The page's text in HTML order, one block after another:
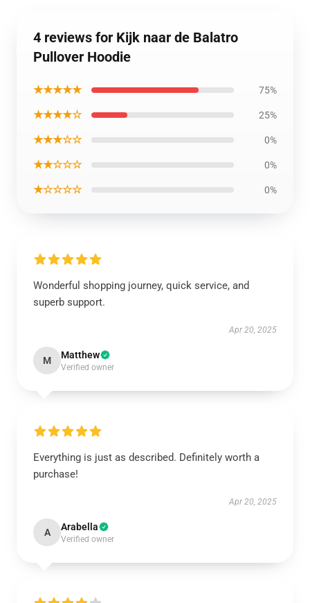
4 reviews for Kijk naar de Balatro
Pullover Hoodie
★★★★★ 75%
★★★★☆ 25%
★★★☆☆ 0%
★★☆☆☆ 0%
★☆☆☆☆ 0%
Wonderful shopping journey, quick service, and
superb support.
Apr 20, 2025
M Matthew
Verified owner
Everything is just as described. Definitely worth a
purchase!
Apr 20, 2025
A Arabella
Verified owner